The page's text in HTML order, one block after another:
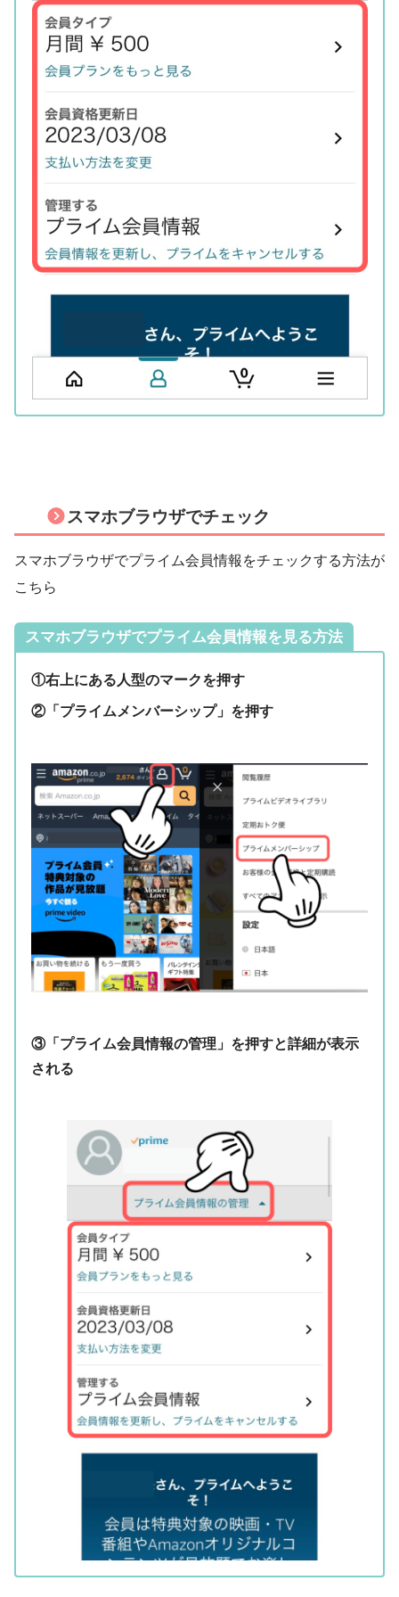
スマホブラウザでチェック
スマホブラウザでプライム会員情報をチェックする方法が
こちら
スマホブラウザでプライム会員情報を見る方法
①右上にある人型のマークを押す
②「プライムメンバーシップ」を押す
③「プライム会員情報の管理」を押すと詳細が表示
される